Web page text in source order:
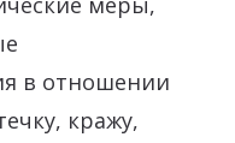
в отношении
кражу,